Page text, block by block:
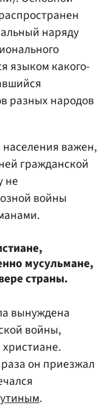
наряду
языком какого-
разных народов
населения важен,
гражданской
не
войны
мусульмане,
страны.
вынуждена
войны,
он приезжал
.